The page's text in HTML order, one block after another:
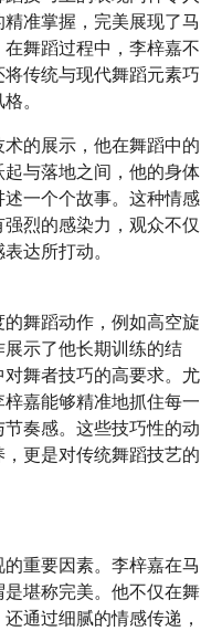
准掌握，完美展现了马
舞蹈过程中，李梓嘉不
传统与现代舞蹈元素巧
。
的展示，他在舞蹈中的
与落地之间，他的身体
一个个故事。这种情感
烈的感染力，观众不仅
达所打动。
舞蹈动作，例如高空旋
示了他长期训练的结
舞者技巧的高要求。尤
嘉能够精准地抓住每一
奏感。这些技巧性的动
更是对传统舞蹈技艺的
重要因素。李梓嘉在马
堪称完美。他不仅在舞
通过细腻的情感传递，